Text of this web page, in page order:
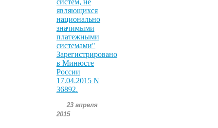
являющихся
национально
значимыми
платежными
системами"
Зарегистрировано
в Минюсте
России
17.04.2015 N
36892.
23 апреля
2015